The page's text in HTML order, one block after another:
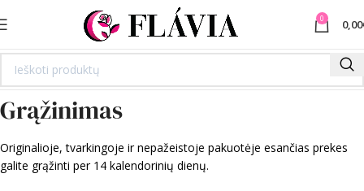
0 0,00
Grąžinimas
Originalioje, tvarkingoje ir nepažeistoje pakuotėje esančias prekes
galite grąžinti per 14 kalendorinių dienų.